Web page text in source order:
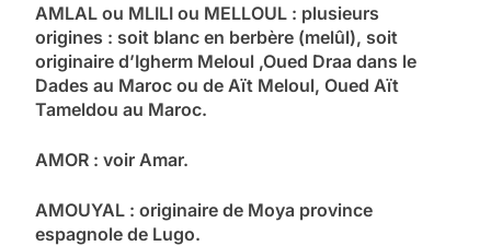
AMLAL ou MLILI ou MELLOUL : plusieurs
origines : soit blanc en berbère (melûl), soit
originaire d’Igherm Meloul ,Oued Draa dans le
Dades au Maroc ou de Aït Meloul, Oued Aït
Tameldou au Maroc.
AMOR : voir Amar.
AMOUYAL : originaire de Moya province
espagnole de Lugo.